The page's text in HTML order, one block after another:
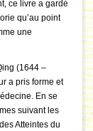
ce livre a gardé
qu’au point
une
(1644 –
a pris forme et
En se
suivant les
Atteintes du